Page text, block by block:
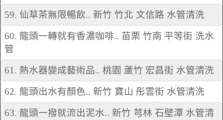
59. 仙草茶無限暢飲.. 新竹 竹北 文信路 水管清洗
60. 龍頭一轉就有香濃咖啡.. 苗栗 竹南 平等街 洗水
管
61. 熱水器變成藝術品.. 桃園 蘆竹 宏昌街 水管清洗
62. 龍頭出水有顏色.. 新竹 寶山 彤雲街 水管清洗
63. 龍頭一撥就流出泥水.. 新竹 芎林 石壁潭 水管清